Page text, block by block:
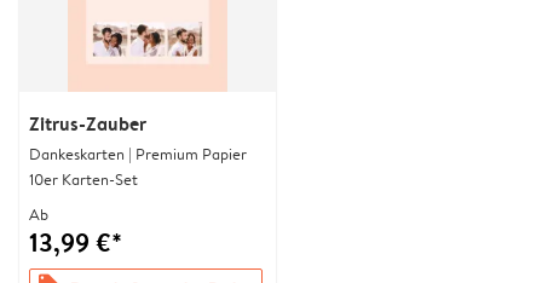
Zitrus-Zauber
Dankeskarten | Premium Papier
10er Karten-Set
Ab
13,99 €*